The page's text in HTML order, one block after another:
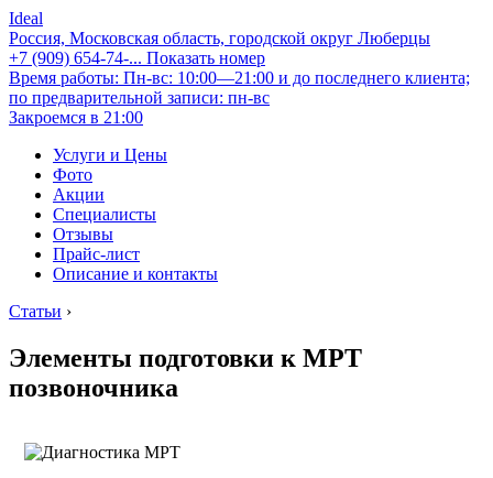
Ideal
Россия, Московская область, городской округ Люберцы
+7 (909) 654-74-... Показать номер
Время работы: Пн-вс: 10:00—21:00 и до последнего клиента;
по предварительной записи: пн-вс
Закроемся в 21:00
Услуги и Цены
Фото
Акции
Специалисты
Отзывы
Прайс-лист
Описание и контакты
Статьи ›
Элементы подготовки к МРТ
позвоночника